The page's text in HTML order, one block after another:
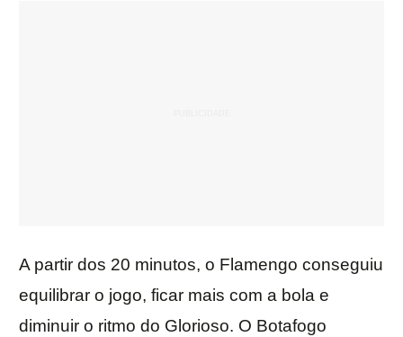
A partir dos 20 minutos, o Flamengo conseguiu
equilibrar o jogo, ficar mais com a bola e
diminuir o ritmo do Glorioso. O Botafogo